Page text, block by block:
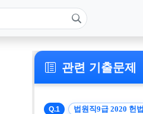
관련 기출문제
Q.1 법원직9급 2020 헌법